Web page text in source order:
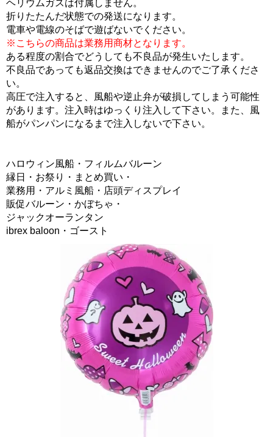
ヘリウムガスは付属しません。
折りたたんだ状態での発送になります。
電車や電線のそばで遊ばないでください。
※こちらの商品は業務用商材となります。
ある程度の割合でどうしても不良品が発生いたします。
不良品であっても返品交換はできませんのでご了承くださ
い。
高圧で注入すると、風船や逆止弁が破損してしまう可能性
があります。注入時はゆっくり注入して下さい。また、風
船がパンパンになるまで注入しないで下さい。
ハロウィン風船・フィルムバルーン
縁日・お祭り・まとめ買い・
業務用・アルミ風船・店頭ディスプレイ
販促バルーン・かぼちゃ・
ジャックオーランタン
ibrex baloon・ゴースト